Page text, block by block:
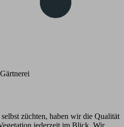
züchten, haben wir die Qualität
jederzeit im Blick. Wir